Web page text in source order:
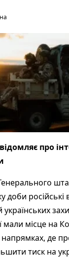
про
доби російські
українських
мали місце на
напрямках, де
тиск на